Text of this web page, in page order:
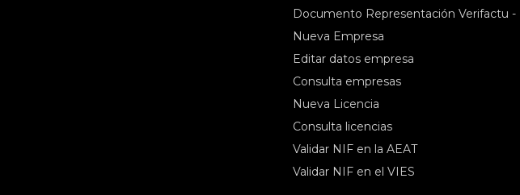
Documento Representación Verifactu
Nueva Empresa
Editar datos empresa
Consulta empresas
Nueva Licencia
Consulta licencias
Validar NIF en la AEAT
Validar NIF en el VIES